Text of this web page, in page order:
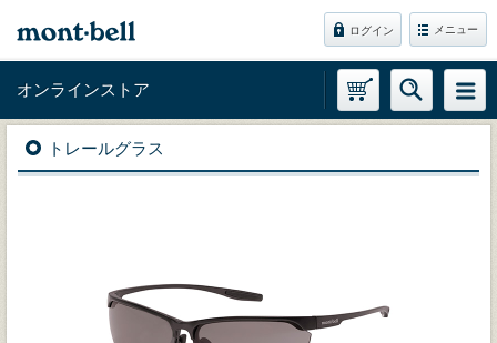
ログイン メニュー
オンラインストア
トレールグラス